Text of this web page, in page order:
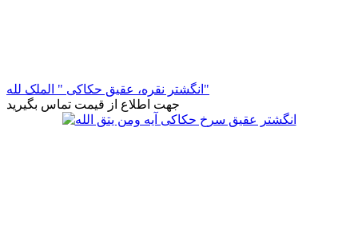
انگشتر نقره، عقیق حکاکی " الملک لله"
جهت اطلاع از قیمت تماس بگیرید